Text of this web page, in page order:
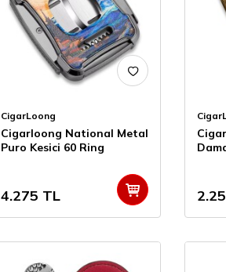
CigarLoong
Cigarloong National Metal
Puro Kesici 60 Ring
4.275 TL